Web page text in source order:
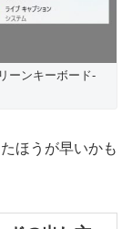
ーンキーボード-
ほうが早いかも